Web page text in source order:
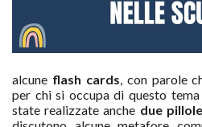
alcune flash cards, con parole
per chi si occupa di questo
state realizzate anche due